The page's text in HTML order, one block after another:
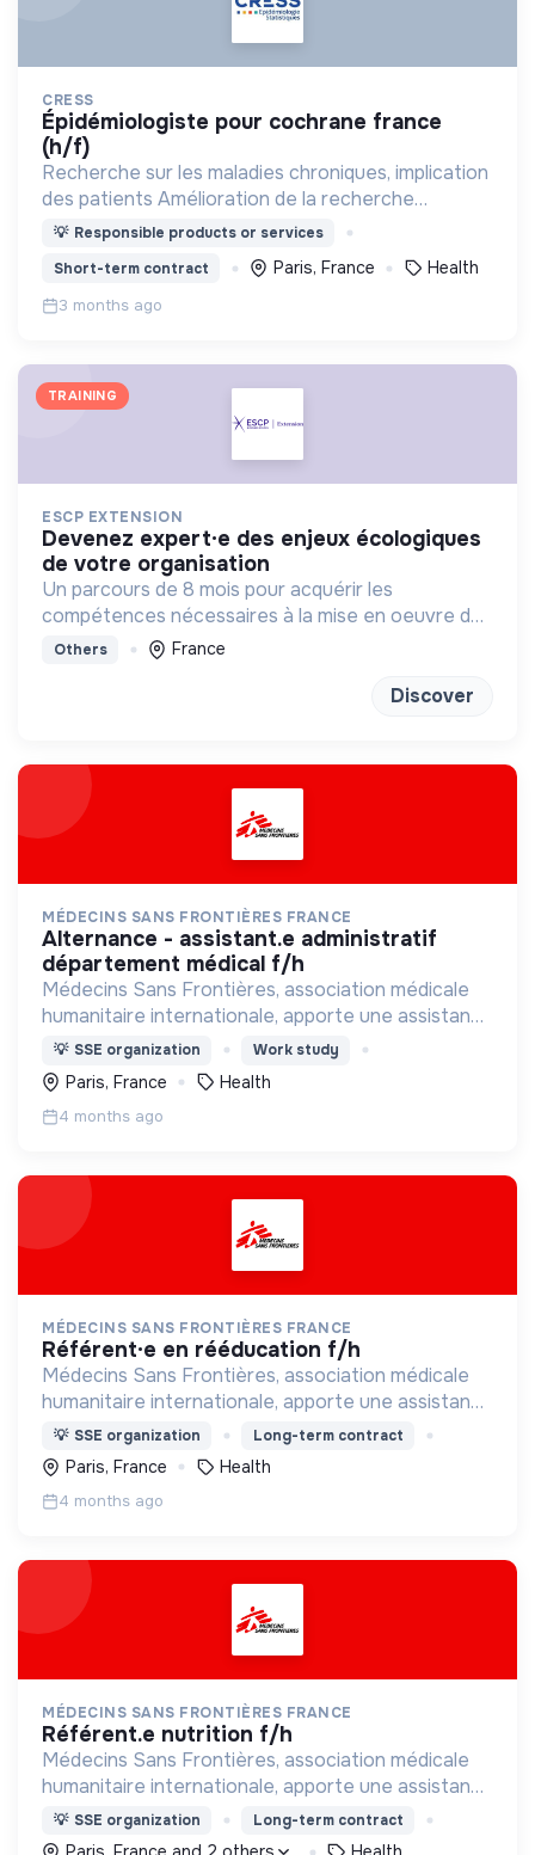
CRESS
épidémiologiste pour cochrane france
(h/f)
Recherche sur les maladies chroniques, implication
des patients Amélioration de la recherche
Épidémiologie clinique
💡 Responsible products or services
Short-term contract
Paris, France Health
3 months ago
TRAINING
ESCP EXTENSION
devenez expert·e des enjeux écologiques
de votre organisation
Un parcours de 8 mois pour acquérir les
compétences nécessaires à la mise en oeuvre de
la transition écologique et environnementale au
sein des organisations.
Others France
Discover
MÉDECINS SANS FRONTIÈRES FRANCE
alternance - assistant.e administratif
département médical f/h
Médecins Sans Frontières, association médicale
humanitaire internationale, apporte une assistance
médicale à des populations dont la vie est
menacée.
💡 SSE organization Work study
Paris, France Health
4 months ago
MÉDECINS SANS FRONTIÈRES FRANCE
référent·e en rééducation f/h
Médecins Sans Frontières, association médicale
humanitaire internationale, apporte une assistance
médicale à des populations dont la vie est
menacée.
💡 SSE organization Long-term contract
Paris, France Health
4 months ago
MÉDECINS SANS FRONTIÈRES FRANCE
référent.e nutrition f/h
Médecins Sans Frontières, association médicale
humanitaire internationale, apporte une assistance
médicale à des populations dont la vie est
menacée.
💡 SSE organization Long-term contract